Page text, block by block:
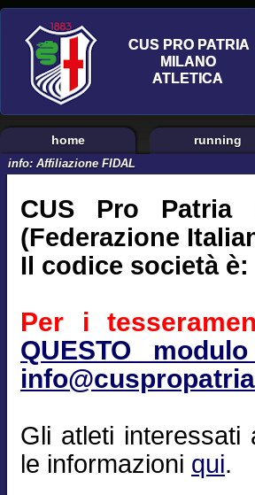
home running
info: Affiliazione FIDAL
CUS Pro Patria
(Federazione
Il codice società è:
Per i
QUESTO
Gli atleti interessati
le informazioni qui.